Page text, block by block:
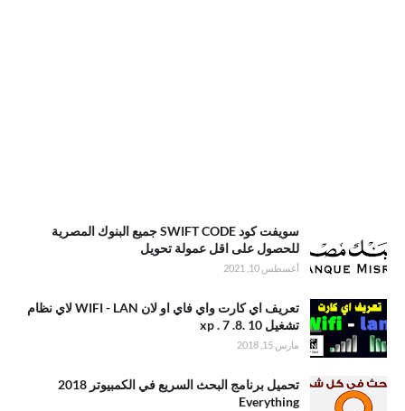
سويفت كود SWIFT CODE جميع البنوك المصرية
للحصول على اقل عمولة تحويل
أغسطس 10, 2021
تعريف اي كارت واي فاي او لان WIFI - LAN لاي نظام
تشغيل xp . 7 .8. 10
مارس 15, 2018
تحميل برنامج البحث السريع في الكمبيوتر 2018
Everything